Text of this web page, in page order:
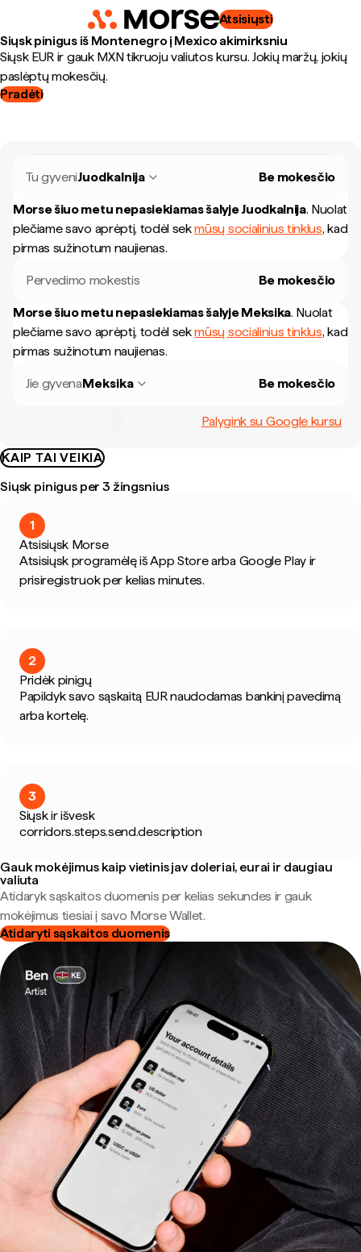
Atsisiųsti
Siųsk pinigus iš Montenegro į Mexico akimirksniu
Siųsk EUR ir gauk MXN tikruoju valiutos kursu. Jokių maržų, jokių
paslėptų mokesčių.
Pradėti
Tu gyveniJuodkalnija Be mokesčio
Morse šiuo metu nepasiekiamas šalyjeJuodkalnija. Nuolat
plečiame savo aprėptį, todėl sekmūsų socialinius tinklus, kad
pirmas sužinotum naujienas.
Pervedimo mokestis Be mokesčio
Morse šiuo metu nepasiekiamas šalyjeMeksika. Nuolat
plečiame savo aprėptį, todėl sekmūsų socialinius tinklus, kad
pirmas sužinotum naujienas.
Jie gyvenaMeksika Be mokesčio
Palygink su Google kursu
KAIP TAI VEIKIA
Siųsk pinigus per 3 žingsnius
1
Atsisiųsk Morse
Atsisiųsk programėlę iš App Store arba Google Play ir
prisiregistruok per kelias minutes.
2
Pridėk pinigų
Papildyk savo sąskaitą EUR naudodamas bankinį pavedimą
arba kortelę.
3
Siųsk ir išvesk
corridors.steps.send.description
Gauk mokėjimus kaip vietinis jav doleriai, eurai ir daugiau
valiuta
Atidaryk sąskaitos duomenis per kelias sekundes ir gauk
mokėjimus tiesiai į savo Morse Wallet.
Atidaryti sąskaitos duomenis